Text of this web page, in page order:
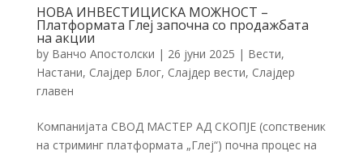
НОВА ИНВЕСТИЦИСКА МОЖНОСТ –
Платформата Глеј започна со продажбата
на акции
by Ванчо Апостолски | 26 јуни 2025 | Вести,
Настани, Слајдер Блог, Слајдер вести, Слајдер
главен
Компанијата СВОД МАСТЕР АД СКОПЈЕ (сопственик
на стриминг платформата „Глеј“) почна процес на